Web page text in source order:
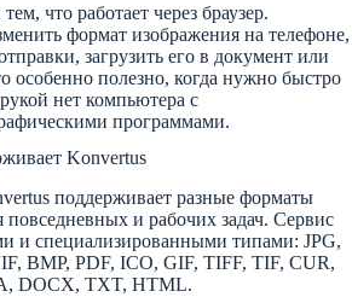
что работает через браузер.
формат изображения на телефоне,
загрузить его в документ или
особенно полезно, когда нужно быстро
нет компьютера с
программами.
Konvertus
поддерживает разные форматы
повседневных и рабочих задач. Сервис
и специализированными типами: JPG,
BMP, PDF, ICO, GIF, TIFF, TIF, CUR,
DOCX, TXT, HTML.